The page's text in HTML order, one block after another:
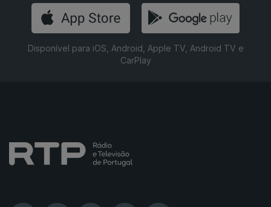
Disponível para iOS, Android, Apple TV, Android TV e
CarPlay